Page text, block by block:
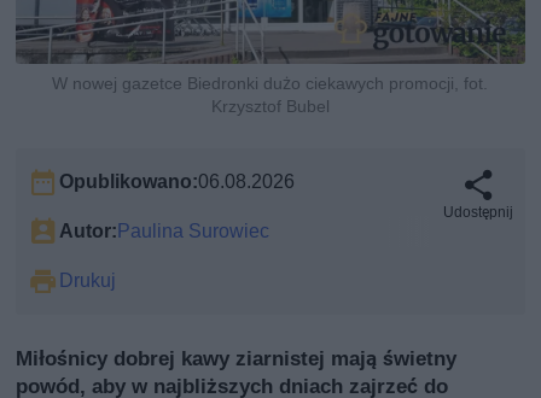
W nowej gazetce Biedronki dużo ciekawych promocji, fot.
Krzysztof Bubel
Opublikowano:06.08.2026
Autor: Paulina Surowiec
Drukuj
Udostępnij
Miłośnicy dobrej kawy ziarnistej mają świetny
powód, aby w najbliższych dniach zajrzeć do